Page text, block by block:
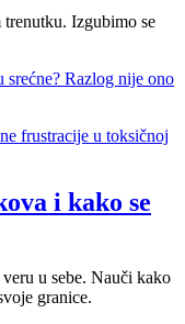
Izgubimo se
srećne? Razlog nije ono
i kako se
u sebe. Nauči kako
granice.